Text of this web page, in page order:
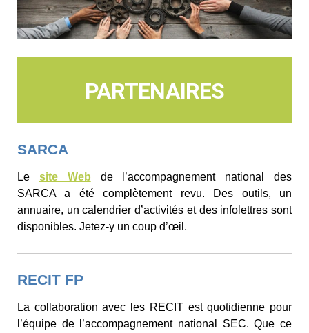
PARTENAIRES
SARCA
Le site Web de l’accompagnement national des
SARCA a été complètement revu. Des outils, un
annuaire, un calendrier d’activités et des infolettres sont
disponibles. Jetez-y un coup d’œil.
RECIT FP
La collaboration avec les RECIT est quotidienne pour
l’équipe de l’accompagnement national SEC. Que ce